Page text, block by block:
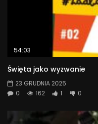
54:03
Święta jako wyzwanie
23 GRUDNIA 2025
0
162 1 0